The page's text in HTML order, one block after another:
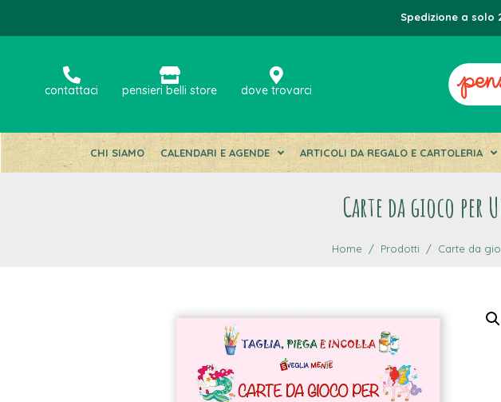
Spedizione a solo
contattaci pensieri belli store dove trovarci
CHI SIAMO CALENDARI E AGENDE ARTICOLI DA REGALO E CARTOLERIA
Carte da gioco
Home Prodotti Carte da